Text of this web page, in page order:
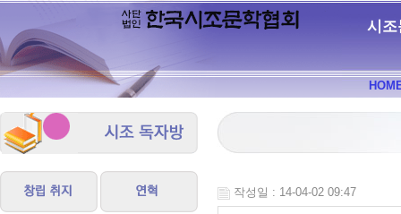
시조
작성일 : 14-04-02 09:47